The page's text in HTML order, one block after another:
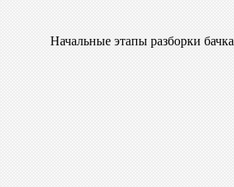
Начальные этапы разборки бачка